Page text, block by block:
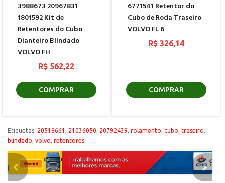
3988673 20967831
1801592 Kit de
Retentores do Cubo
Dianteiro Blindado
VOLVO FH
R$ 562,22
COMPRAR
6771541 Retentor do
Cubo de Roda Traseiro
VOLVO FL 6
R$ 326,14
COMPRAR
Etiquetas: 20518661 , 21036050, 20792439, rolamento, cubo, traseiro,
blindado, volvo, retentores